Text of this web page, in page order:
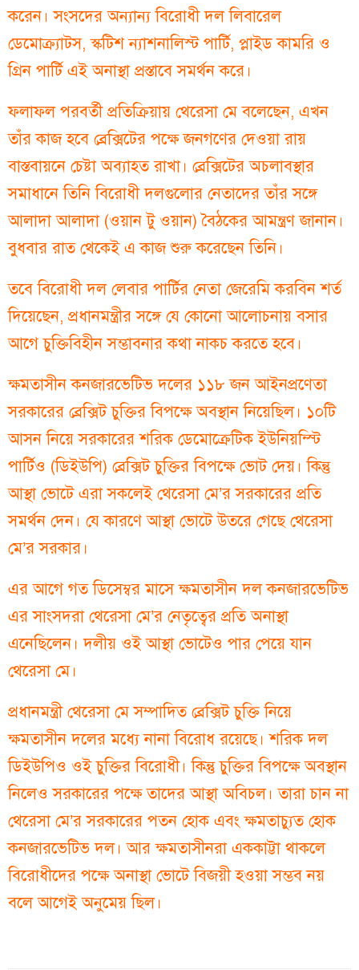
করেন। সংসদের অন্যান্য বিরোধী দল লিবারেল
ডেমোক্র্যাটস, স্কটিশ ন্যাশনালিস্ট পার্টি, প্লাইড কামরি ও
গ্রিন পার্টি এই অনাস্থা প্রস্তাবে সমর্থন করে।
ফলাফল পরবর্তী প্রতিক্রিয়ায় থেরেসা মে বলেছেন, এখন
তাঁর কাজ হবে ব্রেক্সিটের পক্ষে জনগণের দেওয়া রায়
বাস্তবায়নে চেষ্টা অব্যাহত রাখা। ব্রেক্সিটের অচলাবস্থার
সমাধানে তিনি বিরোধী দলগুলোর নেতাদের তাঁর সঙ্গে
আলাদা আলাদা (ওয়ান টু ওয়ান) বৈঠকের আমন্ত্রণ জানান।
বুধবার রাত থেকেই এ কাজ শুরু করেছেন তিনি।
তবে বিরোধী দল লেবার পার্টির নেতা জেরেমি করবিন শর্ত
দিয়েছেন, প্রধানমন্ত্রীর সঙ্গে যে কোনো আলোচনায় বসার
আগে চুক্তিবিহীন সম্ভাবনার কথা নাকচ করতে হবে।
ক্ষমতাসীন কনজারভেটিভ দলের ১১৮ জন আইনপ্রণেতা
সরকারের ব্রেক্সিট চুক্তির বিপক্ষে অবস্থান নিয়েছিল। ১০টি
আসন নিয়ে সরকারের শরিক ডেমোক্রেটিক ইউনিয়ন্স্টি
পার্টিও (ডিইউপি) ব্রেক্সিট চুক্তির বিপক্ষে ভোট দেয়। কিন্তু
আস্থা ভোটে এরা সকলেই থেরেসা মে’র সরকারের প্রতি
সমর্থন দেন। যে কারণে আস্থা ভোটে উতরে গেছে থেরেসা
মে’র সরকার।
এর আগে গত ডিসেম্বর মাসে ক্ষমতাসীন দল কনজারভেটিভ
এর সাংসদরা থেরেসা মে’র নেতৃত্বের প্রতি অনাস্থা
এনেছিলেন। দলীয় ওই আস্থা ভোটেও পার পেয়ে যান
থেরেসা মে।
প্রধানমন্ত্রী থেরেসা মে সম্পাদিত ব্রেক্সিট চুক্তি নিয়ে
ক্ষমতাসীন দলের মধ্যে নানা বিরোধ রয়েছে। শরিক দল
ডিইউপিও ওই চুক্তির বিরোধী। কিন্তু চুক্তির বিপক্ষে অবস্থান
নিলেও সরকারের পক্ষে তাদের আস্থা অবিচল। তারা চান না
থেরেসা মে’র সরকারের পতন হোক এবং ক্ষমতাচ্যুত হোক
কনজারভেটিভ দল। আর ক্ষমতাসীনরা এককাট্টা থাকলে
বিরোধীদের পক্ষে অনাস্থা ভোটে বিজয়ী হওয়া সম্ভব নয়
বলে আগেই অনুমেয় ছিল।